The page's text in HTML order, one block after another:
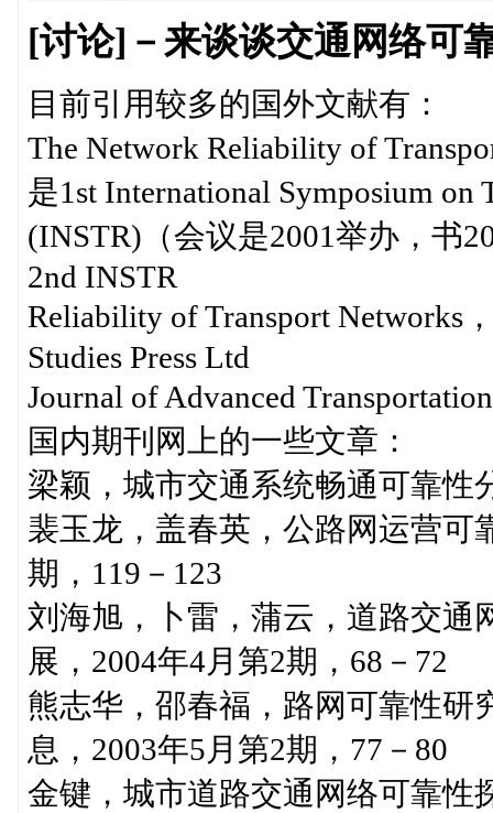
[讨论]－来谈谈交通网络可
目前引用较多的国外文献有：
The Network Reliability of
是1st International Symposium
(INSTR)（会议是2001举办，书
2nd INSTR
Reliability of Transport Networks
Studies Press Ltd
Journal of Advanced
国内期刊网上的一些文章：
梁颖，城市交通系统畅通可靠性
裴玉龙，盖春英，公路网运营可
期，119－123
刘海旭，卜雷，蒲云，道路交通
展，2004年4月第2期，68－72
熊志华，邵春福，路网可靠性研
息，2003年5月第2期，77－80
金键，城市道路交通网络可靠性